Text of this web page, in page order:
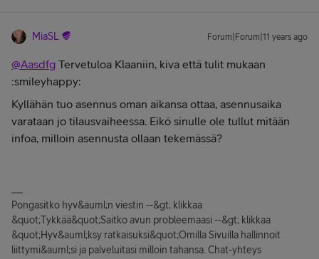
MiaSL Forum|Forum|11 years ago
@Aasdfg Tervetuloa Klaaniin, kiva että tulit mukaan
:smileyhappy:
Kyllähän tuo asennus oman aikansa ottaa, asennusaika
varataan jo tilausvaiheessa. Eikö sinulle ole tullut mitään
infoa, milloin asennusta ollaan tekemässä?
Pongasitko hyv&auml;n viestin --&gt; klikkaa
&quot;Tykkää&quot;Saitko avun probleemaasi --&gt; klikkaa
&quot;Hyv&auml;ksy ratkaisuksi&quot;Omilla Sivuilla hallinnoit
liittymi&auml;si ja palveluitasi milloin tahansa. Chat-yhteys